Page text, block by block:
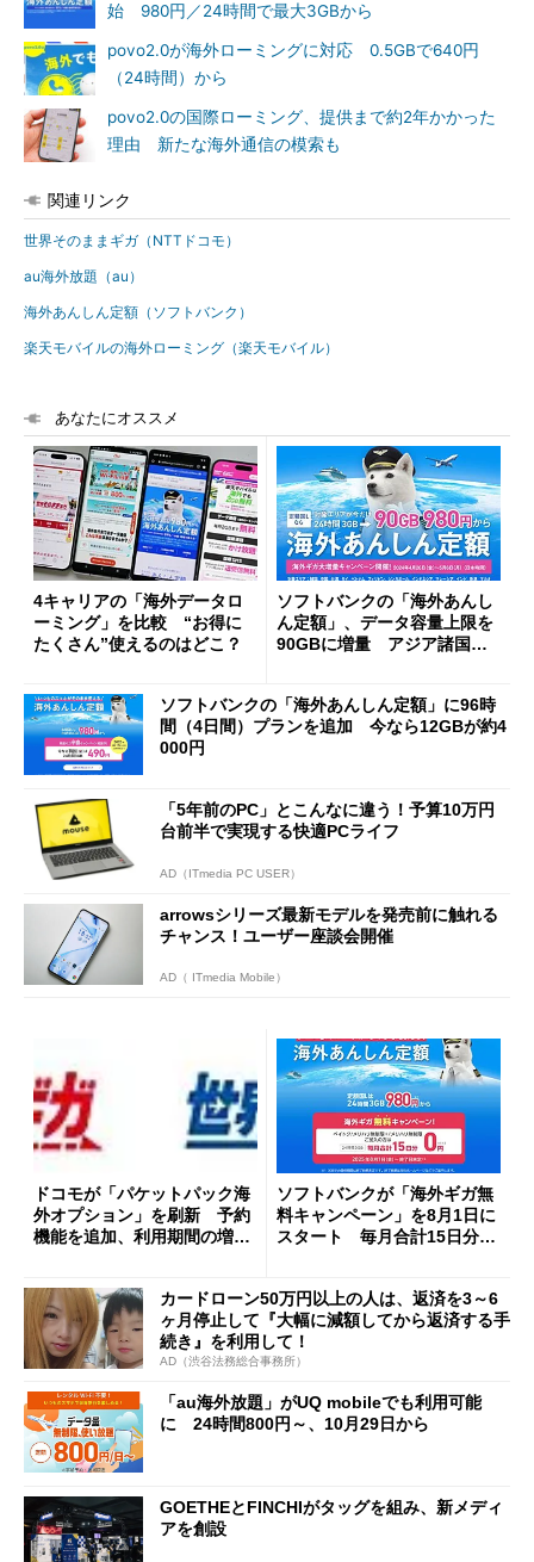
始 980円／24時間で最大3GBから
povo2.0が海外ローミングに対応 0.5GBで640円
（24時間）から
povo2.0の国際ローミング、提供まで約2年かかった
理由 新たな海外通信の模索も
関連リンク
世界そのままギガ（NTTドコモ）
au海外放題（au）
海外あんしん定額（ソフトバンク）
楽天モバイルの海外ローミング（楽天モバイル）
あなたにオススメ
4キャリアの「海外データロ
ーミング」を比較 “お得に
たくさん”使えるのはどこ？
ソフトバンクの「海外あんし
ん定額」、データ容量上限を
90GBに増量 アジア諸国／
ソフトバンクの「海外あんしん定額」に96時
間（4日間）プランを追加 今なら12GBが約4
000円
「5年前のPC」とこんなに違う！予算10万円
台前半で実現する快適PCライフ
AD（ITmedia PC USER）
arrowsシリーズ最新モデルを発売前に触れる
チャンス！ユーザー座談会開催
AD（ ITmedia Mobile）
ドコモが「パケットパック海
外オプション」を刷新 予約
機能を追加、利用期間の増設
ソフトバンクが「海外ギガ無
料キャンペーン」を8月1日に
スタート 毎月合計15日分を
カードローン50万円以上の人は、返済を3～6
ヶ月停止して『大幅に減額してから返済する手
続き』を利用して！
AD（渋谷法務総合事務所）
「au海外放題」がUQ mobileでも利用可能
に 24時間800円～、10月29日から
GOETHEとFINCHIがタッグを組み、新メディ
アを創設